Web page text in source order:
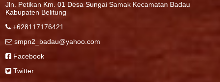
Jln. Petikan Km. 01 Desa Sungai Samak Kecamatan Badau
Kabupaten Belitung
+628117176421
smpn2_badau@yahoo.com
Facebook
Twitter